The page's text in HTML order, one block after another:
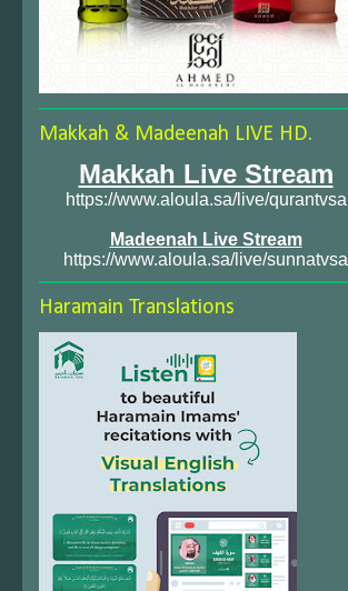
Makkah & Madeenah LIVE HD.
Makkah Live Stream
https://www.aloula.sa/live/qurantvsa
Madeenah Live Stream
https://www.aloula.sa/live/sunnatvsa
Haramain Translations